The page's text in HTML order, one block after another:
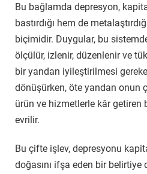
Bu bağlamda depresyon,
bastırdığı hem de
biçimidir. Duygular, bu
ölçülür, izlenir, düzenlenir ve
bir yandan iyileştirilmesi
dönüşürken, öte yandan onun
ürün ve hizmetlerle kâr getiren
evrilir.
Bu çifte işlev, depresyonu
doğasını ifşa eden bir belirtiye